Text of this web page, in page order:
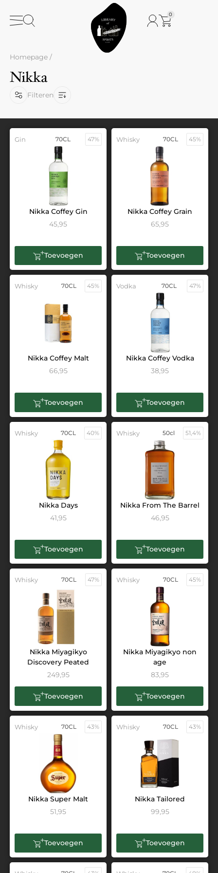
0
Homepage /
Nikka
Filteren
Gin 70CL 47%
Nikka Coffey Gin
45,95
Toevoegen
Whisky 70CL 45%
Nikka Coffey Grain
65,95
Toevoegen
Whisky 70CL 45%
Nikka Coffey Malt
66,95
Toevoegen
Vodka 70CL 47%
Nikka Coffey Vodka
38,95
Toevoegen
Whisky 70CL 40%
Nikka Days
41,95
Toevoegen
Whisky 50cl 51,4%
Nikka From The Barrel
46,95
Toevoegen
Whisky 70CL 47%
Nikka Miyagikyo
Discovery Peated
249,95
Toevoegen
Whisky 70CL 45%
Nikka Miyagikyo non
age
83,95
Toevoegen
Whisky 70CL 43%
Nikka Super Malt
51,95
Toevoegen
Whisky 70CL 43%
Nikka Tailored
99,95
Toevoegen